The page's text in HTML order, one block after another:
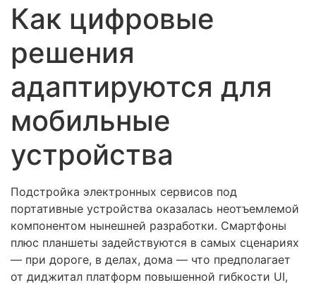
Как цифровые
решения
адаптируются для
мобильные
устройства
Подстройка электронных сервисов под
портативные устройства оказалась неотъемлемой
компонентом нынешней разработки. Смартфоны
плюс планшеты задействуются в самых сценариях
— при дороге, в делах, дома — что предполагает
от диджитал платформ повышенной гибкости UI,